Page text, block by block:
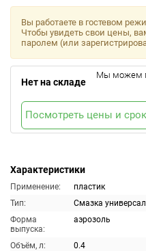
Характеристики
Применение:
пластик
Тип:
Смазка
Форма
выпуска:
аэрозоль
Объём, л:
0.4
Вы работаете в гостевом
Чтобы увидеть свои цены,
паролем (или
Нет на складе
Мы можем
Посмотреть цены и